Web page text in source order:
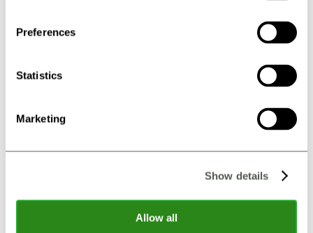
Preferences
Statistics
Marketing
Show details
Allow all
Din e-mail /your e-mail
Telefon/Telephone